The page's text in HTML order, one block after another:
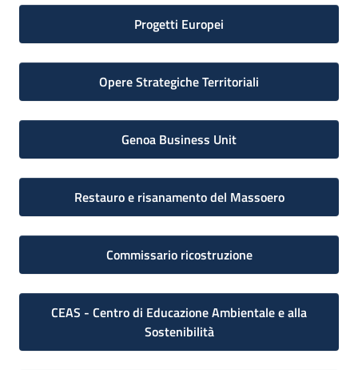
Progetti Europei
Opere Strategiche Territoriali
Genoa Business Unit
Restauro e risanamento del Massoero
Commissario ricostruzione
CEAS - Centro di Educazione Ambientale e alla
Sostenibilità